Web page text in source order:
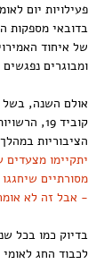
פעילויות יום
בדובאי מספקות
של איחוד
ומבוגרים
אולם השנה, בשל
קוביד 19,
הציבוריות
יתקיימו מצעדים
- אבל זה לא
בדיוק כמו בכל
לכבוד החג